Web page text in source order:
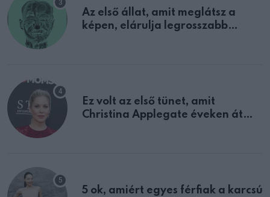
Az első állat, amit meglátsz a
képen, elárulja legrosszabb
Ez volt az első tünet, amit
Christina Applegate éveken át
5 ok, amiért egyes férfiak a karcsú